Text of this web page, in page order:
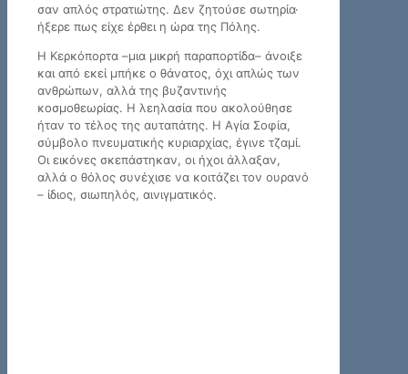
σαν απλός στρατιώτης. Δεν ζητούσε σωτηρία·
ήξερε πως είχε έρθει η ώρα της Πόλης.
Η Κερκόπορτα –μια μικρή παραπορτίδα– άνοιξε
και από εκεί μπήκε ο θάνατος, όχι απλώς των
ανθρώπων, αλλά της βυζαντινής
κοσμοθεωρίας. Η λεηλασία που ακολούθησε
ήταν το τέλος της αυταπάτης. Η Αγία Σοφία,
σύμβολο πνευματικής κυριαρχίας, έγινε τζαμί.
Οι εικόνες σκεπάστηκαν, οι ήχοι άλλαξαν,
αλλά ο θόλος συνέχισε να κοιτάζει τον ουρανό
– ίδιος, σιωπηλός, αινιγματικός.